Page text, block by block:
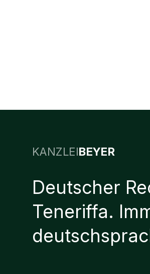
KANZLEIBEYER
Deutscher
Teneriffa.